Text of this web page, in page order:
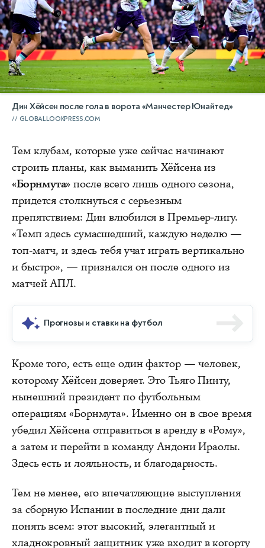
Дин Хёйсен после гола в ворота «Манчестер Юнайтед»
GLOBALLOOKPRESS.COM
Тем клубам, которые уже сейчас начинают
строить планы, как выманить Хёйсена из
«Борнмута» после всего лишь одного сезона,
придется столкнуться с серьезным
препятствием: Дин влюбился в Премьер-лигу.
«Темп здесь сумасшедший, каждую неделю —
топ-матч, и здесь тебя учат играть вертикально
и быстро», — признался он после одного из
матчей АПЛ.
Прогнозы и ставки на футбол
Кроме того, есть еще один фактор — человек,
которому Хёйсен доверяет. Это Тьяго Пинту,
нынешний президент по футбольным
операциям «Борнмута». Именно он в свое время
убедил Хёйсена отправиться в аренду в «Рому»,
а затем и перейти в команду Андони Ираолы.
Здесь есть и лояльность, и благодарность.
Тем не менее, его впечатляющие выступления
за сборную Испании в последние дни дали
понять всем: этот высокий, элегантный и
хладнокровный защитник уже входит в когорту